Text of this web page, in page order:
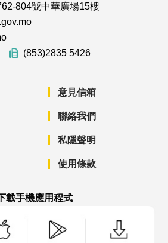
804號中華廣場15樓
(853)2835 5426
意見信箱
聯絡我們
私隱聲明
使用條款
載手機應用程式